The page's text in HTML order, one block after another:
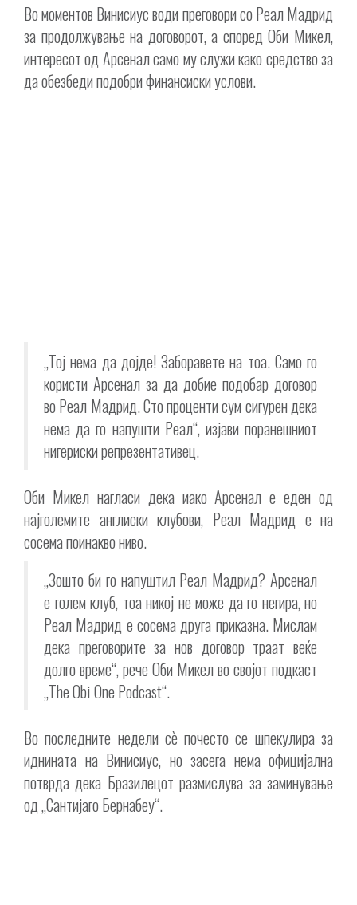
Во моментов Винисиус води преговори со Реал Мадрид
за продолжување на договорот, а според Оби Микел,
интересот од Арсенал само му служи како средство за
да обезбеди подобри финансиски услови.
„Тој нема да дојде! Заборавете на тоа. Само го
користи Арсенал за да добие подобар договор
во Реал Мадрид. Сто проценти сум сигурен дека
нема да го напушти Реал“, изјави поранешниот
нигериски репрезентативец.
Оби Микел нагласи дека иако Арсенал е еден од
најголемите англиски клубови, Реал Мадрид е на
сосема поинакво ниво.
„Зошто би го напуштил Реал Мадрид? Арсенал
е голем клуб, тоа никој не може да го негира, но
Реал Мадрид е сосема друга приказна. Мислам
дека преговорите за нов договор траат веќе
долго време“, рече Оби Микел во својот подкаст
„The Obi One Podcast“.
Во последните недели сè почесто се шпекулира за
иднината на Винисиус, но засега нема официјална
потврда дека Бразилецот размислува за заминување
од „Сантијаго Бернабеу“.